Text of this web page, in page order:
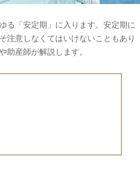
る「安定期」に入ります。安定期に
注意しなくてはいけないこともあり
産師が解説します。